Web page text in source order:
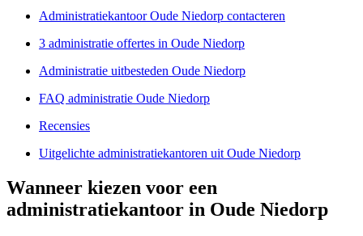
Administratiekantoor Oude Niedorp contacteren
3 administratie offertes in Oude Niedorp
Administratie uitbesteden Oude Niedorp
FAQ administratie Oude Niedorp
Recensies
Uitgelichte administratiekantoren uit Oude Niedorp
Wanneer kiezen voor een
administratiekantoor in Oude Niedorp